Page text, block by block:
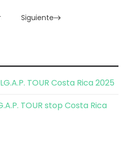
Siguiente
TOUR Costa Rica 2025
TOUR stop Costa Rica